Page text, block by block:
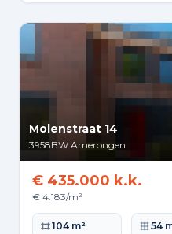
Molenstraat 14
3958BW Amerongen
€ 435.000 k.k.
€ 4.183/m²
Woonoppervlakte
104 m² 54